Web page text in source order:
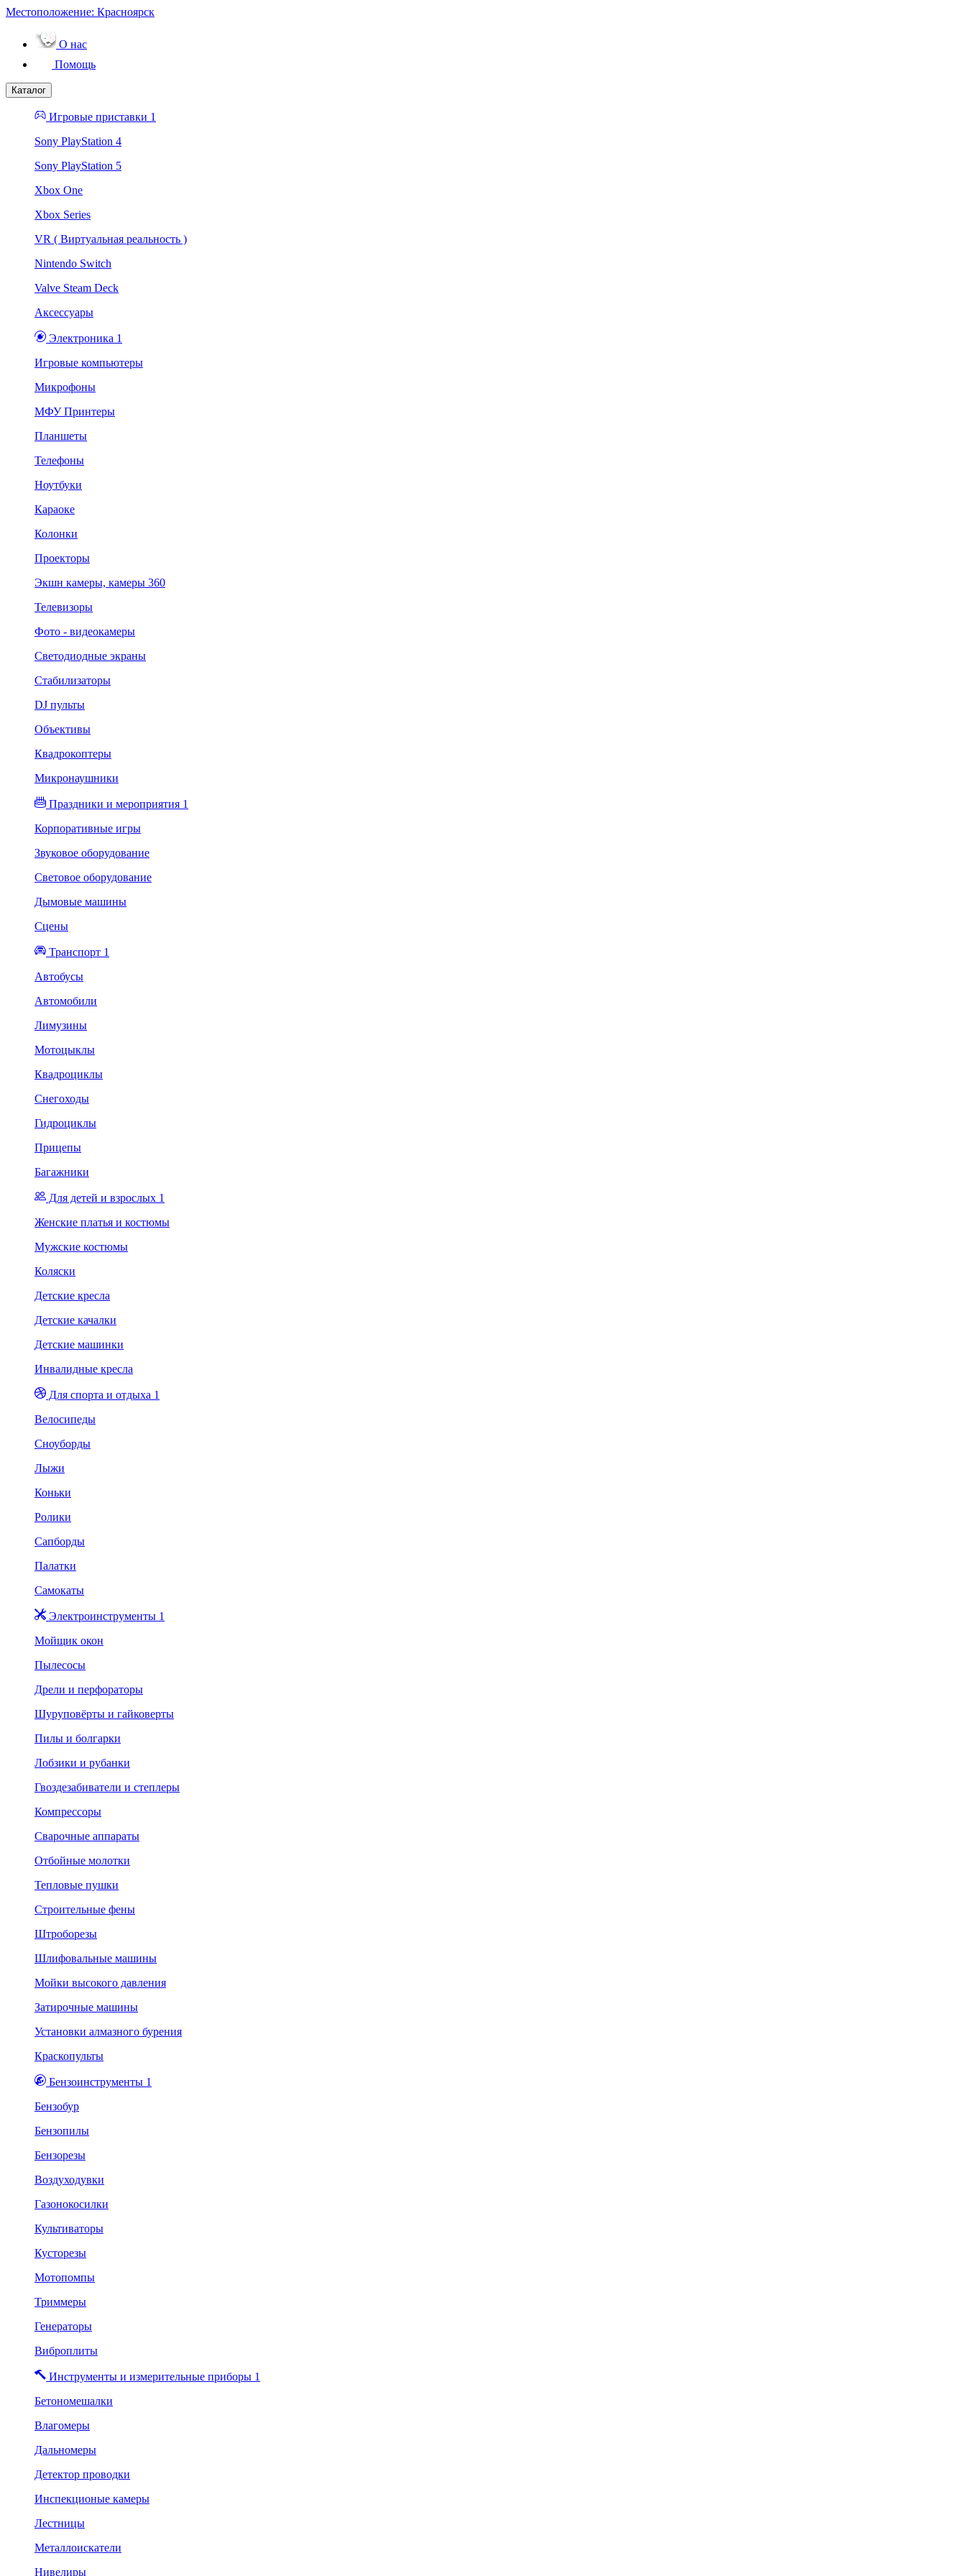
Местоположение: Красноярск
О нас
Помощь
Каталог
Игровые приставки 1
Sony PlayStation 4
Sony PlayStation 5
Xbox One
Xbox Series
VR ( Виртуальная реальность )
Nintendo Switch
Valve Steam Deck
Аксессуары
Электроника 1
Игровые компьютеры
Микрофоны
МФУ Принтеры
Планшеты
Телефоны
Ноутбуки
Караоке
Колонки
Проекторы
Экшн камеры, камеры 360
Телевизоры
Фото - видеокамеры
Светодиодные экраны
Стабилизаторы
DJ пульты
Объективы
Квадрокоптеры
Микронаушники
Праздники и мероприятия 1
Корпоративные игры
Звуковое оборудование
Световое оборудование
Дымовые машины
Сцены
Транспорт 1
Автобусы
Автомобили
Лимузины
Мотоцыклы
Квадроциклы
Снегоходы
Гидроциклы
Прицепы
Багажники
Для детей и взрослых 1
Женские платья и костюмы
Мужские костюмы
Коляски
Детские кресла
Детские качалки
Детские машинки
Инвалидные кресла
Для спорта и отдыха 1
Велосипеды
Сноуборды
Лыжи
Коньки
Ролики
Сапборды
Палатки
Самокаты
Электроинструменты 1
Мойщик окон
Пылесосы
Дрели и перфораторы
Шуруповёрты и гайковерты
Пилы и болгарки
Лобзики и рубанки
Гвоздезабиватели и степлеры
Компрессоры
Сварочные аппараты
Отбойные молотки
Тепловые пушки
Строительные фены
Штроборезы
Шлифовальные машины
Мойки высокого давления
Затирочные машины
Установки алмазного бурения
Краскопульты
Бензоинструменты 1
Бензобур
Бензопилы
Бензорезы
Воздуходувки
Газонокосилки
Культиваторы
Кусторезы
Мотопомпы
Триммеры
Генераторы
Виброплиты
Инструменты и измерительные приборы 1
Бетономешалки
Влагомеры
Дальномеры
Детектор проводки
Инспекционые камеры
Лестницы
Металлоискатели
Нивелиры